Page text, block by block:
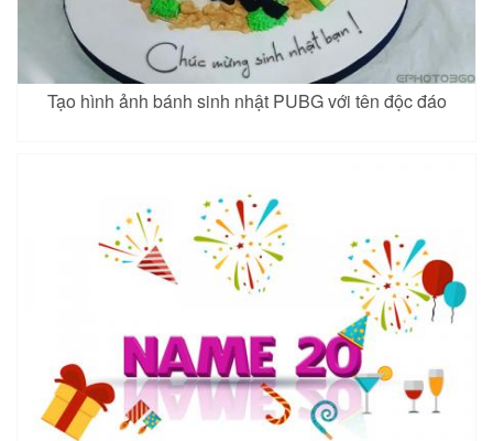
Tạo hình ảnh bánh sinh nhật PUBG với tên độc đáo